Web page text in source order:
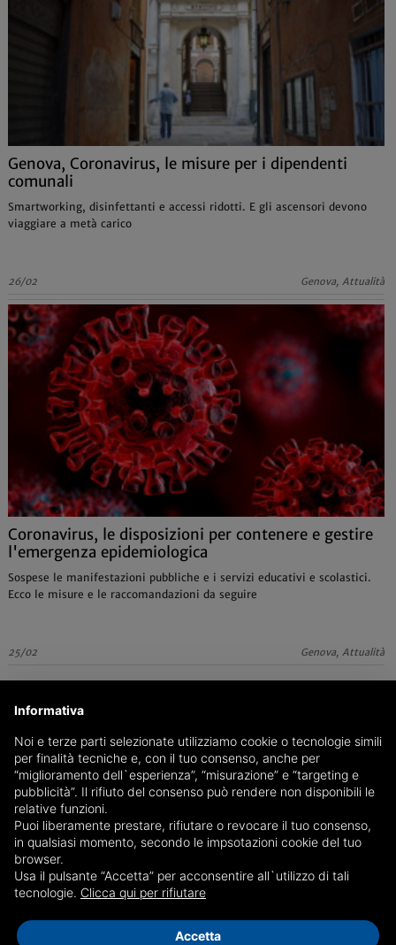
Genova, Coronavirus, le misure per i dipendenti
comunali
Smartworking, disinfettanti e accessi ridotti. E gli ascensori devono
viaggiare a metà carico
26/02 Genova, Attualità
Coronavirus, le disposizioni per contenere e gestire
l'emergenza epidemiologica
Sospese le manifestazioni pubbliche e i servizi educativi e scolastici.
Ecco le misure e le raccomandazioni da seguire
25/02 Genova, Attualità
Informativa
Noi e terze parti selezionate utilizziamo cookie o tecnologie simili
per finalità tecniche e, con il tuo consenso, anche per
“miglioramento dell`esperienza”, “misurazione” e “targeting e
pubblicità”. Il rifiuto del consenso può rendere non disponibili le
relative funzioni.
Puoi liberamente prestare, rifiutare o revocare il tuo consenso,
in qualsiasi momento, secondo le impsotazioni cookie del tuo
browser.
Usa il pulsante “Accetta” per acconsentire all`utilizzo di tali
tecnologie. Clicca qui per rifiutare
Accetta